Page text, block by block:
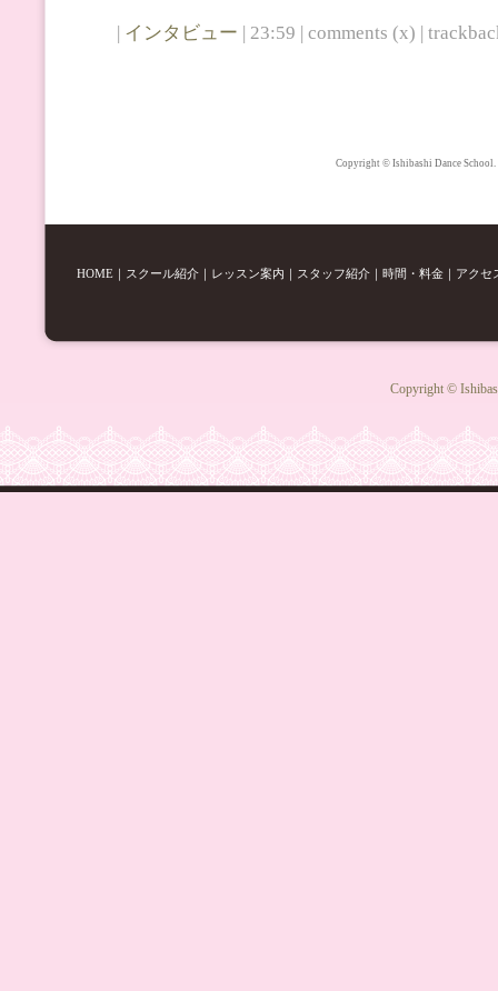
| インタビュー | 23:59 | comments (x) |
Copyright © Ishibashi Dance
HOME ｜ スクール紹介 ｜ レッスン案内 ｜ スタッフ紹介 ｜ 時間・料金 ｜ アクセ
Copyright ©